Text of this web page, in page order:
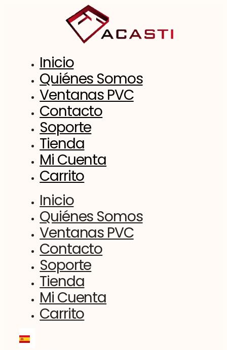
Inicio
Quiénes Somos
Ventanas PVC
Contacto
Soporte
Tienda
Mi Cuenta
Carrito
Inicio
Quiénes Somos
Ventanas PVC
Contacto
Soporte
Tienda
Mi Cuenta
Carrito